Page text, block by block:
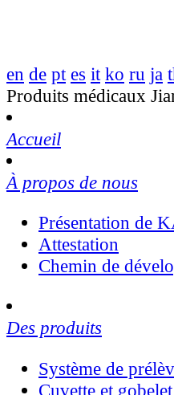
en de pt es it ko ru ja
Produits médicaux
Accueil
À propos de nous
Présentation de
Attestation
Chemin de
Des produits
Système de
Cuvette et